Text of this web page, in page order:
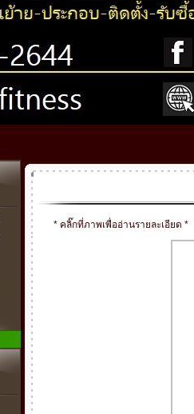
* คลิ๊กที่ภาพเพื่ออ่านรายละเอียด *